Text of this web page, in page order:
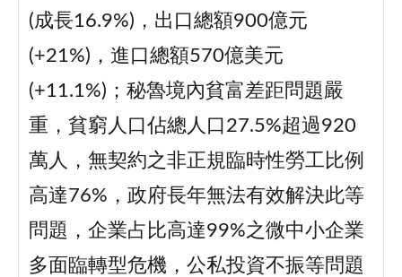
(成長16.9%)，出口總額900億元
(+21%)，進口總額570億美元
(+11.1%)；秘魯境內貧富差距問題嚴
重，貧窮人口佔總人口27.5%超過920
萬人，無契約之非正規臨時性勞工比例
高達76%，政府長年無法有效解決此等
問題，企業占比高達99%之微中小企業
多面臨轉型危機，公私投資不振等問題